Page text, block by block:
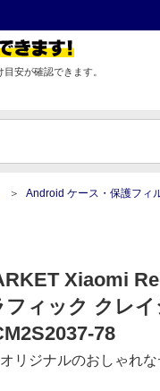
安が確認できます。
Android ケース・保護フィ
Xiaomi
フィック クレ
78
リジナルのおしゃれ